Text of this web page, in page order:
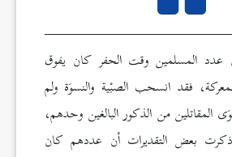
عدد المسلمين وقت الحفر كان يفوق
فقد انسحب الصبْية والنسوَة ولم
من الذكور البالغين وحدهم،
بعض التقديرات أن عددهم كان